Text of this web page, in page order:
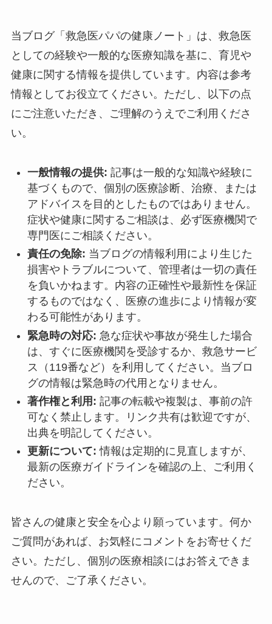
当ブログ「救急医パパの健康ノート」は、救急医
としての経験や一般的な医療知識を基に、育児や
健康に関する情報を提供しています。内容は参考
情報としてお役立てください。ただし、以下の点
にご注意いただき、ご理解のうえでご利用くださ
い。
一般情報の提供: 記事は一般的な知識や経験に
基づくもので、個別の医療診断、治療、または
アドバイスを目的としたものではありません。
症状や健康に関するご相談は、必ず医療機関で
専門医にご相談ください。
責任の免除: 当ブログの情報利用により生じた
損害やトラブルについて、管理者は一切の責任
を負いかねます。内容の正確性や最新性を保証
するものではなく、医療の進歩により情報が変
わる可能性があります。
緊急時の対応: 急な症状や事故が発生した場合
は、すぐに医療機関を受診するか、救急サービ
ス（119番など）を利用してください。当ブロ
グの情報は緊急時の代用となりません。
著作権と利用: 記事の転載や複製は、事前の許
可なく禁止します。リンク共有は歓迎ですが、
出典を明記してください。
更新について: 情報は定期的に見直しますが、
最新の医療ガイドラインを確認の上、ご利用く
ださい。
皆さんの健康と安全を心より願っています。何か
ご質問があれば、お気軽にコメントをお寄せくだ
さい。ただし、個別の医療相談にはお答えできま
せんので、ご了承ください。